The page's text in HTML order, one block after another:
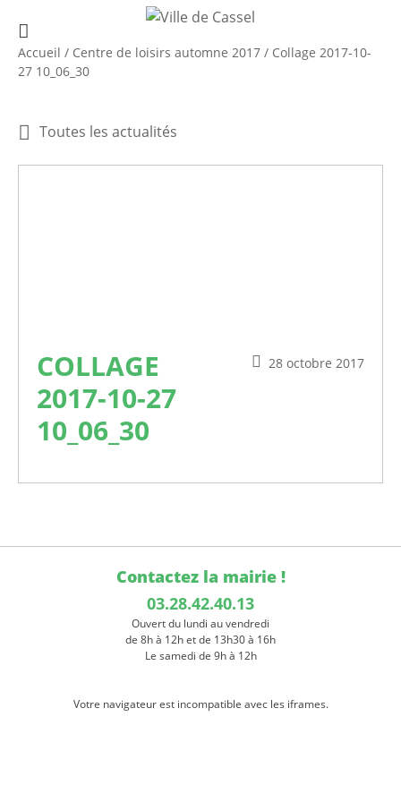
Accueil / Centre de loisirs automne 2017 / Collage 2017-10-
27 10_06_30
Toutes les actualités
28 octobre 2017
COLLAGE
2017-10-27
10_06_30
Contactez la mairie !
03.28.42.40.13
Ouvert du lundi au vendredi
de 8h à 12h et de 13h30 à 16h
Le samedi de 9h à 12h
Votre navigateur est incompatible avec les iframes.